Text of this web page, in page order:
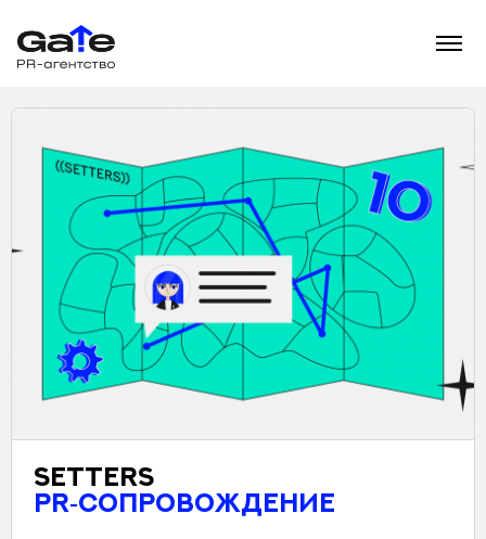
НАШИ КЕЙСЫ
SETTERS
PR‑СОПРОВОЖДЕНИЕ